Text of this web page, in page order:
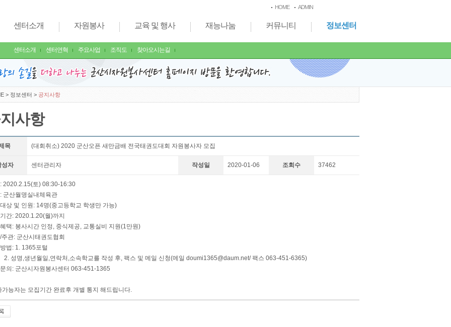
HOME ADMIN
센터소개
센터소개 센터연혁 주요사업 조직도 찾아오시는길
자원봉사 교육 및 행사 재능나눔 커뮤니티 정보센터
> 정보센터 > 공지사항
사항
목 (대회취소) 2020 군산오픈 새만금배 전국태권도대회 자원봉사자 모집
성자 센터관리자 작성일 2020-01-06 조회수 37462
2020.2.15(토) 08:30-16:30
군산월명실내체육관
상 및 인원: 14명(중고등학교 학생만 가능)
간: 2020.1.20(월)까지
택: 봉사시간 인정, 중식제공, 교통실비 지원(1만원)
관: 군산시태권도협회
법: 1. 1365포털
명,생년월일,연락처,소속학교를 작성 후, 팩스 및 메일 신청(메일 doumi1365@daum.net/ 팩스 063-451-6365)
의: 군산시자원봉사센터 063-451-1365
가능자는 모집기간 완료후 개별 통지 해드립니다.